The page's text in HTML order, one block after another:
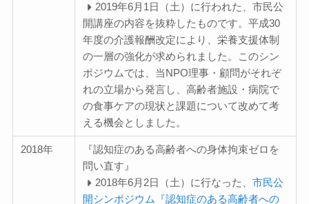
2019年6月1日（土）に行われた、市民公
開講座の内容を抜粋したものです。平成30
年度の介護報酬改定により、栄養支援体制
の一層の強化が求められました。このシン
ポジウムでは、当NPO理事・顧問がそれぞ
れの立場から発言し、高齢者施設・病院で
の食事ケアの現状と課題について改めて考
える機会としました。
2018年
『認知症のある高齢者への身体拘束ゼロを
問い直す』
2018年6月2日（土）に行なった、市民公
開シンポジウム『認知症のある高齢者への